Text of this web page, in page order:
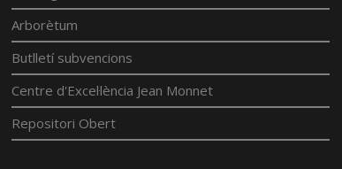
Arborètum
Butlletí subvencions
Centre d'Excel·lència Jean Monnet
Repositori Obert